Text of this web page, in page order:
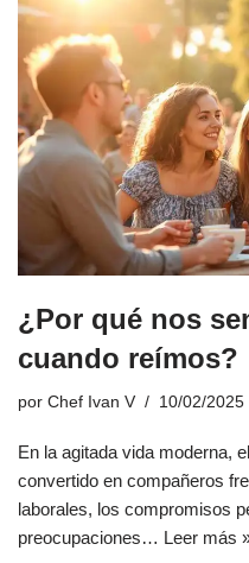
¿Por qué nos
cuando reímos?
por Chef Ivan V 10/02/2025
En la agitada vida moderna,
convertido en compañeros
laborales, los compromisos
preocupaciones… Leer más